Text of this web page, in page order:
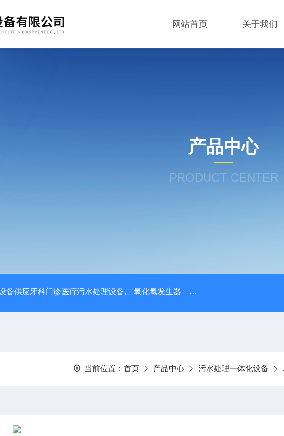
网站首页 关于我们
产品中心
PRODUCT CENTER
备供应牙科门诊医疗污水处理设备,二氧化氯发生器 潍坊永兴环保设备公司
当前位置： 首页 产品中心 污水处理一体化设备